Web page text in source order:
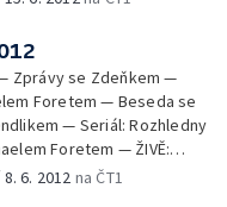
Zprávy se Zdeňkem —
Foretem — Beseda se
— Seriál: Rozhledny
Foretem — ŽIVĚ:
přehled — Beseda
8. 6. 2012 na ČT1